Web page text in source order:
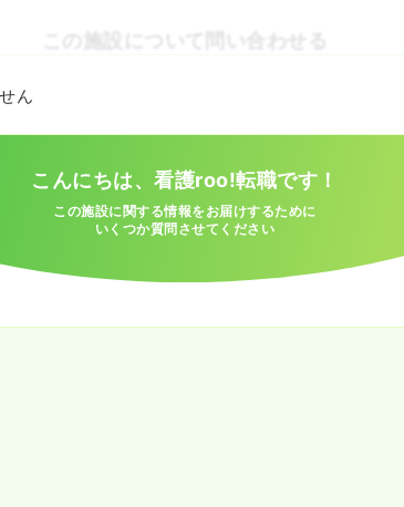
この施設について問い合わせる
ん
こんにちは、看護roo!転職です！
この施設に関する情報をお届けするために
いくつか質問させてください